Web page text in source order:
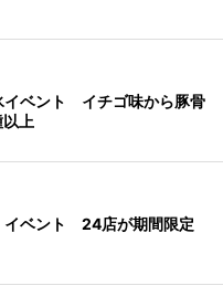
イベント イチゴ味から豚骨
上
イベント 24店が期間限定